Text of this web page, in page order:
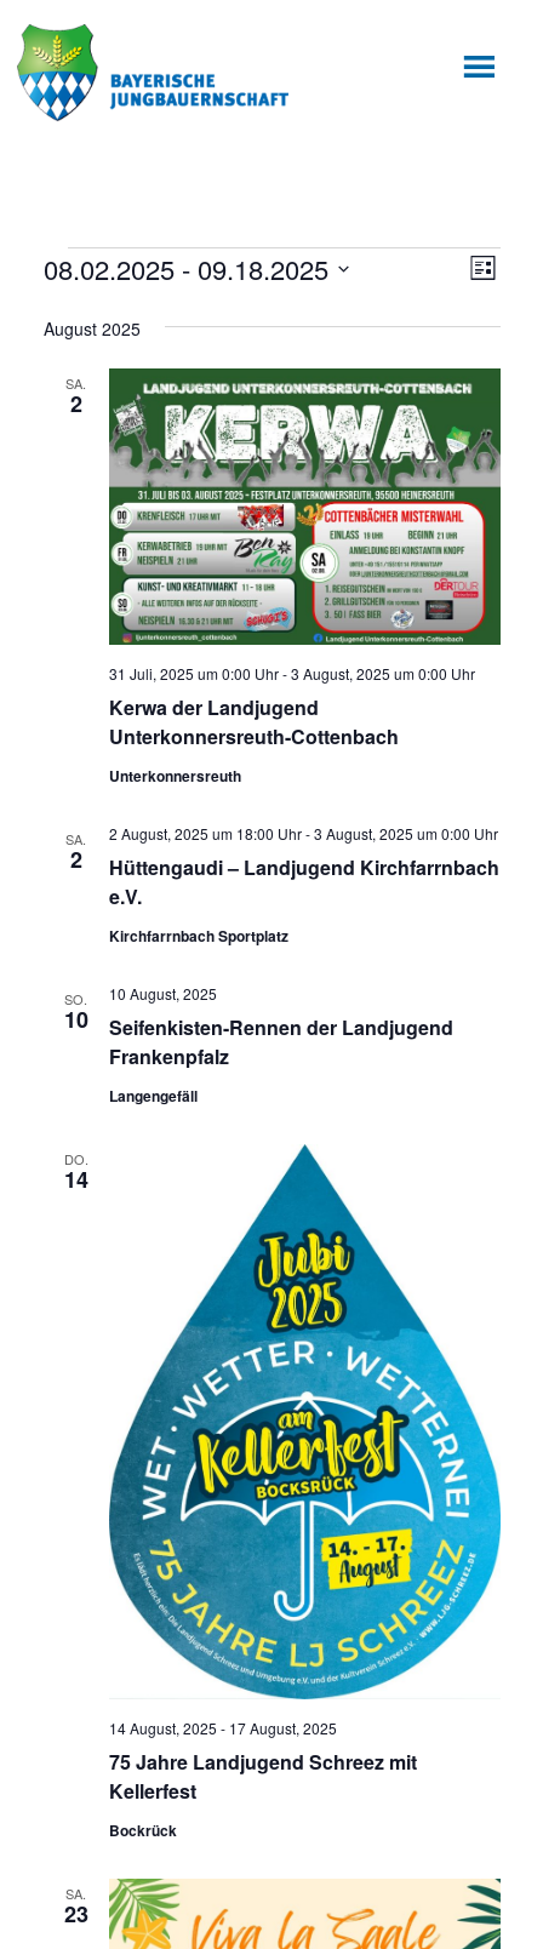
Inhalt
springen
Fußzeile
springen
Veranstaltungen Liste
08.02.2025 - 09.18.2025
wählen.
August 2025
SA.
2
Kerwa der Landjugend
Unterkonnersreuth-Cottenbach
31 Juli, 2025 um 0:00 Uhr-3 August, 2025 um 0:00 Uhr
Unterkonnersreuth
SA.
2
Hüttengaudi – Landjugend Kirchfarrnbach
e.V.
2 August, 2025 um 18:00 Uhr-3 August, 2025 um 0:00 Uhr
Kirchfarrnbach Sportplatz
SO.
10
Seifenkisten-Rennen der Landjugend
Frankenpfalz
10 August, 2025
Langengefäll
DO.
14
75 Jahre Landjugend Schreez mit
Kellerfest
14 August, 2025 - 17 August, 2025
Bockrück
SA.
23